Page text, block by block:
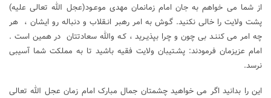
از شما می خواهم به جان امام زمانمان مهدی موعـود(عجل الله تعالی علیه)
پشت ولایت را خالی نکنید. گـوش به امر رهبر انـقلاب و دنباله رو ایشان ، هر
چه امر می کننـد بی چون و چرا بپذیـرید ، کـه والله سعادتتان در همین است .
امام عزیزمان فرمودند: پشـتیبان ولایت فقیه باشید تا به مملکت شما آسیبی
نرسد.
این را بدانید اگر می خواهید چشمتان جمال مبارک امام زمان عجل الله تعالی